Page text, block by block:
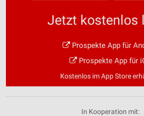
Jetzt kostenlos
Prospekte App für
Prospekte App für
Kostenlos im App Store
In Kooperation mit: